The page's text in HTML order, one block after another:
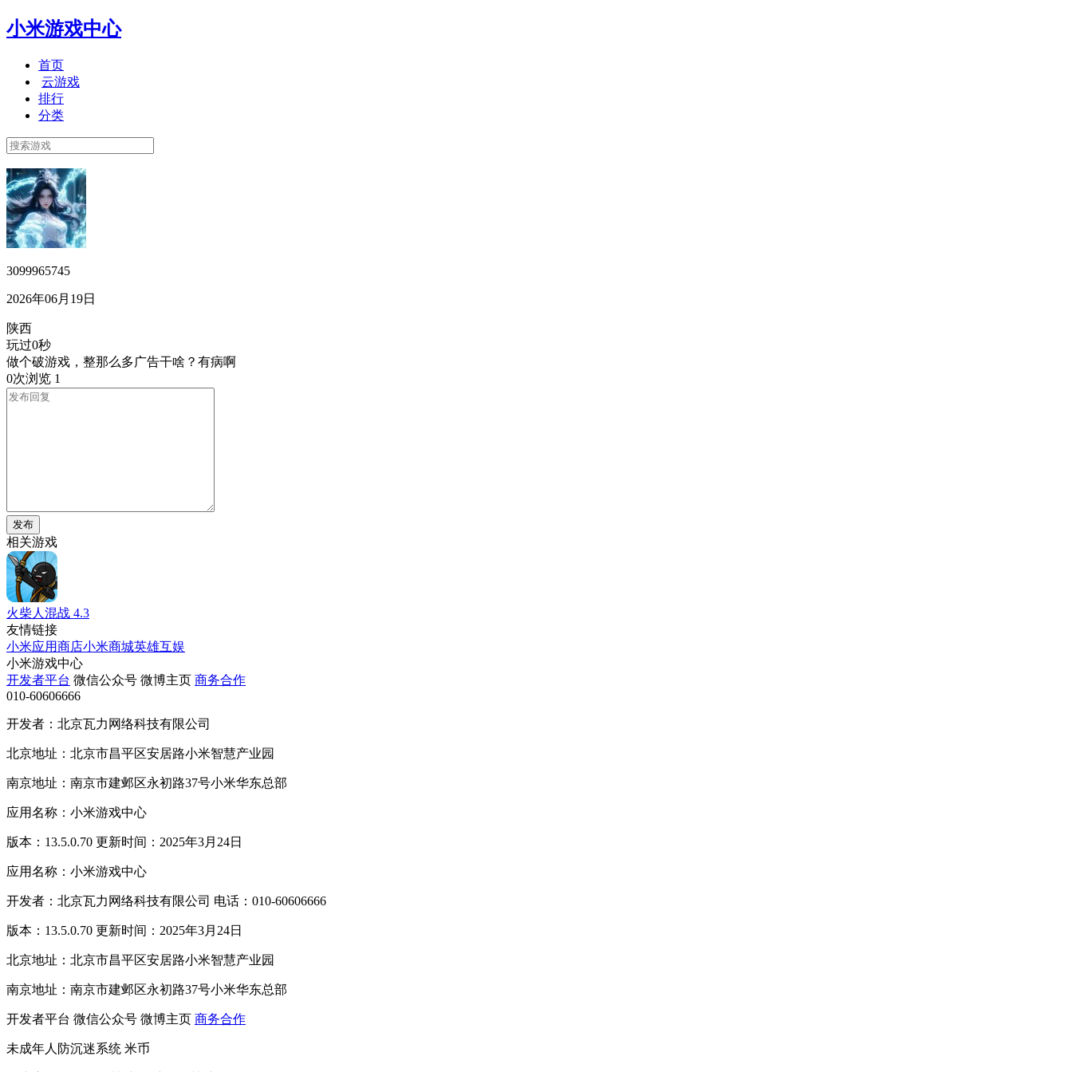
小米游戏中心
首页
云游戏
排行
分类
3099965745
2026年06月19日
陕西
玩过0秒
做个破游戏，整那么多广告干啥？有病啊
0次浏览 1
发布
相关游戏
火柴人混战 4.3
友情链接
小米应用商店小米商城英雄互娱
小米游戏中心
开发者平台 微信公众号 微博主页 商务合作
010-60606666
开发者：北京瓦力网络科技有限公司
北京地址：北京市昌平区安居路小米智慧产业园
南京地址：南京市建邺区永初路37号小米华东总部
应用名称：小米游戏中心
版本：13.5.0.70 更新时间：2025年3月24日
应用名称：小米游戏中心
开发者：北京瓦力网络科技有限公司 电话：010-60606666
版本：13.5.0.70 更新时间：2025年3月24日
北京地址：北京市昌平区安居路小米智慧产业园
南京地址：南京市建邺区永初路37号小米华东总部
开发者平台 微信公众号 微博主页 商务合作
未成年人防沉迷系统 米币